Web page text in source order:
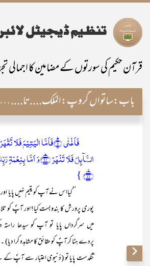
قرآن حکیم کی سورتوں کے مضامین کا اجمالی
باب:ساتواں گروپ:المُلک....تا....النّاس
السَّآئِلَ فَلَا تَنۡہَرۡ ﴿ؕ۱۰﴾وَ
﴿٪۱۱﴾ }
’’کیااس نے آپ کو یتیم نہیں پایا
پوری پرورش کا بندوبست کیا؟اور آپؐ کو
میں سرگرداں پایا تو آپ کو سیدھا راستہ
پردے ہٹا کر آپؐ کو حقائق کا مشاہدہ کرا
تنگدست پایا تو (دُنیوی اعتبار سے آپؐ کے